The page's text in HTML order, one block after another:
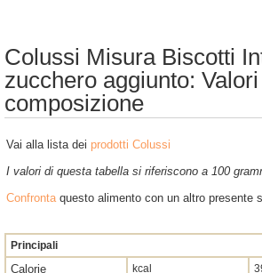
Colussi Misura Biscotti
zucchero aggiunto:
composizione
Vai alla lista dei prodotti Colussi
I valori di questa tabella si riferiscono a 100
Confrontaquesto alimento con un altro presente
Principali
Calorie kcal